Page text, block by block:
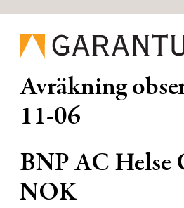
Avräkning
11-06
BNP AC Helse
NOK